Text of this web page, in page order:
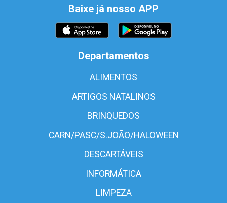
Baixe já nosso APP
Departamentos
ALIMENTOS
ARTIGOS NATALINOS
BRINQUEDOS
CARN/PASC/S.JOÃO/HALOWEEN
DESCARTÁVEIS
INFORMÁTICA
LIMPEZA